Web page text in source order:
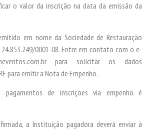
o valor da inscrição na data da emissão da
em nome da Sociedade de Restauração
24.853.249/0001-08. Entre em contato com o e-
para solicitar os dados
para emitir a Nota de Empenho.
de inscrições via empenho é
a Instituição pagadora deverá enviar à